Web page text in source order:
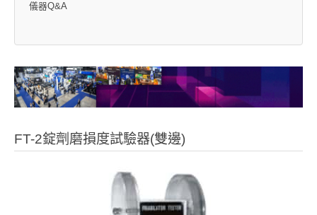
儀器Q&A
FT-2錠劑磨損度試驗器(雙邊)